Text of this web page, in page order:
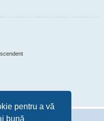
pentru a vă
bună